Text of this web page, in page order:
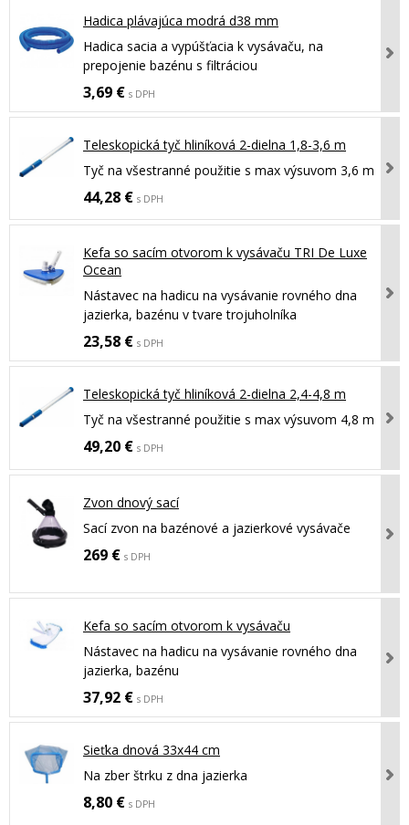
Hadica plávajúca modrá d38 mm
Hadica sacia a vypúšťacia k vysávaču, na
prepojenie bazénu s filtráciou
3,69 € s DPH
Teleskopická tyč hliníková 2-dielna 1,8-3,6 m
Tyč na všestranné použitie s max výsuvom 3,6 m
44,28 € s DPH
Kefa so sacím otvorom k vysávaču TRI De Luxe
Ocean
Nástavec na hadicu na vysávanie rovného dna
jazierka, bazénu v tvare trojuholníka
23,58 € s DPH
Teleskopická tyč hliníková 2-dielna 2,4-4,8 m
Tyč na všestranné použitie s max výsuvom 4,8 m
49,20 € s DPH
Zvon dnový sací
Sací zvon na bazénové a jazierkové vysávače
269 € s DPH
Kefa so sacím otvorom k vysávaču
Nástavec na hadicu na vysávanie rovného dna
jazierka, bazénu
37,92 € s DPH
Sieťka dnová 33x44 cm
Na zber štrku z dna jazierka
8,80 € s DPH